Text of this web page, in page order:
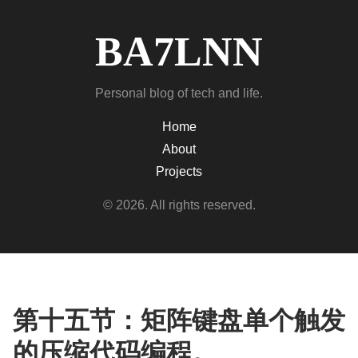
BA7LNN
Personal blog of tech and life.
Home
About
Projects
© 2026. All rights reserved.
第十五节：矩阵键盘单个触发